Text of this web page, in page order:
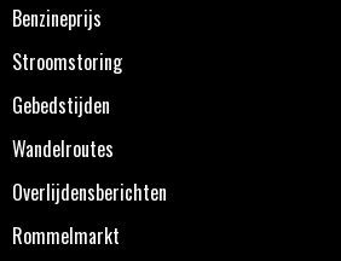
Benzineprijs
Stroomstoring
Gebedstijden
Wandelroutes
Overlijdensberichten
Rommelmarkt